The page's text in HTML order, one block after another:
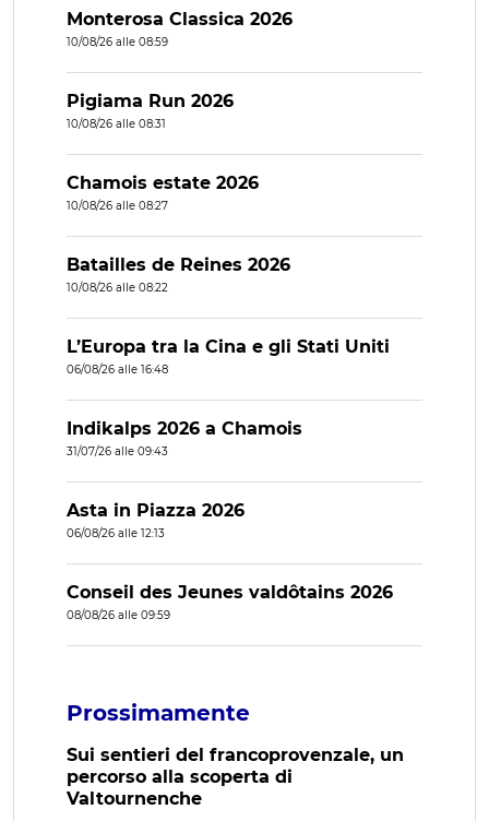
Monterosa Classica 2026
10/08/26 alle 08:59
Pigiama Run 2026
10/08/26 alle 08:31
Chamois estate 2026
10/08/26 alle 08:27
Batailles de Reines 2026
10/08/26 alle 08:22
L’Europa tra la Cina e gli Stati Uniti
06/08/26 alle 16:48
Indikalps 2026 a Chamois
31/07/26 alle 09:43
Asta in Piazza 2026
06/08/26 alle 12:13
Conseil des Jeunes valdôtains 2026
08/08/26 alle 09:59
Prossimamente
Sui sentieri del francoprovenzale, un
percorso alla scoperta di
Valtournenche